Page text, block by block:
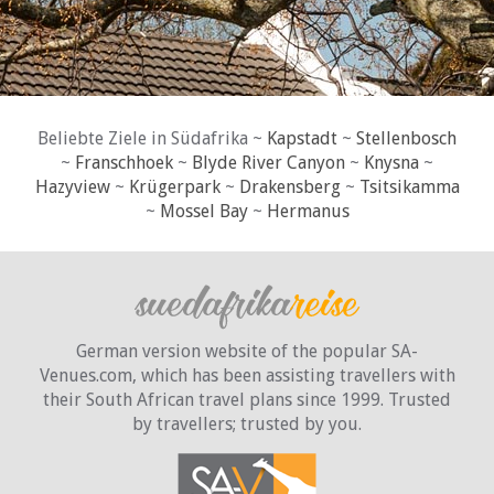
Beliebte Ziele in Südafrika ~ Kapstadt ~ Stellenbosch
~ Franschhoek ~ Blyde River Canyon ~ Knysna ~
Hazyview~ Krügerpark~ Drakensberg~ Tsitsikamma
~ Mossel Bay~ Hermanus
German version website of the popular SA-
Venues.com, which has been assisting travellers with
their South African travel plans since 1999. Trusted
by travellers; trusted by you.